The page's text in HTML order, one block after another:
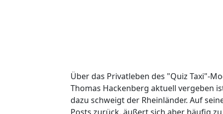
Über das Privatleben des "Quiz Taxi"-
Thomas Hackenberg aktuell vergeben
dazu schweigt der Rheinländer. Auf
Posts zurück, äußert sich aber häufig